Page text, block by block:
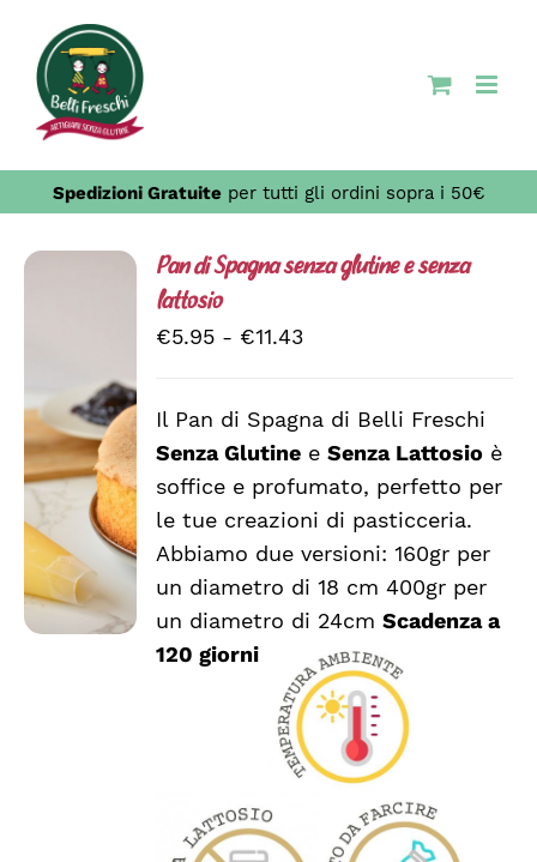
contenuto
Spedizioni Gratuiteper tutti gli ordini sopra i 50€
SCEGLI
QUESTO
PRODOTTO
HA
PIÙ
VARIANTI.
LE
OPZIONI
POSSONO
/
DETTAGLI
Pan di Spagna senza glutine e senza
lattosio
€5.95 - €11.43
€5.95
€11.43
Il Pan di Spagna di Belli Freschi
Senza Glutine eSenza Lattosio è
soffice e profumato, perfetto per
le tue creazioni di pasticceria.
Abbiamo due versioni: 160gr per
un diametro di 18 cm 400gr per
un diametro di 24cmScadenza a
120 giorni